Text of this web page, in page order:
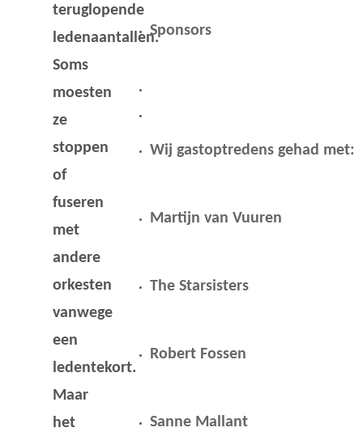
teruglopende
ledenaantallen.
Soms
moesten
ze
stoppen
of
fuseren
met
andere
orkesten
vanwege
een
ledentekort.
Maar
het
Sponsors
Wij gastoptredens gehad met:
Martijn van Vuuren
The Starsisters
Robert Fossen
Sanne Mallant